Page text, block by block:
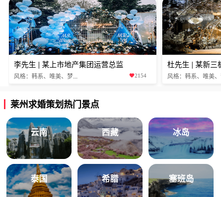
李先生 | 某上市地产集团运营总监
风格：韩系、唯美、梦... 2154
杜先生 | 某新三
风格：韩系、唯美
莱州求婚策划热门景点
云南 西藏 冰岛
泰国 希腊 塞班岛